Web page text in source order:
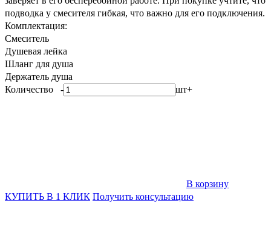
подводка у смесителя гибкая, что важно для его подключения.
Комплектация:
Смеситель
Душевая лейка
Шланг для душа
Держатель душа
Количество - шт+
В корзину
КУПИТЬ В 1 КЛИК Получить консультацию